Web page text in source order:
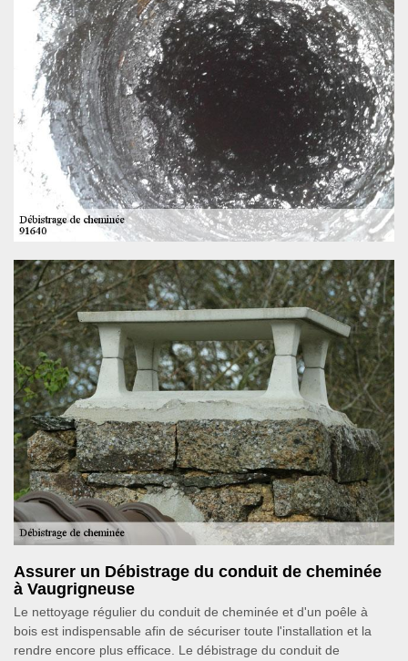
Assurer un Débistrage du conduit de cheminée
à Vaugrigneuse
Le nettoyage régulier du conduit de cheminée et d'un poêle à
bois est indispensable afin de sécuriser toute l'installation et la
rendre encore plus efficace. Le débistrage du conduit de